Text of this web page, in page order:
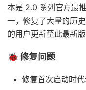
本是 2.0 系列官方最
一，修复了大量的历
的用户更新至此最新版
🐞 修复问题
修复首次启动时